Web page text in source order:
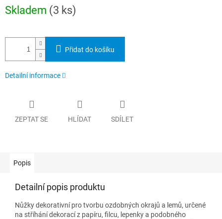
cena:
Skladem (3 ks)
Přidat do košíku
Detailní informace
ZEPTAT SE HLÍDAT SDÍLET
Popis
Detailní popis produktu
Nůžky dekorativní pro tvorbu ozdobných okrajů a lemů, určené
na stříhání dekorací z papíru, filcu, lepenky a podobného